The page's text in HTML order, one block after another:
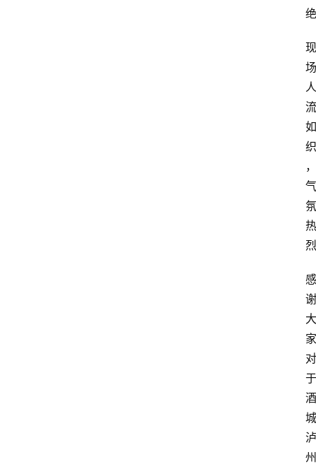
绝
现
场
人
流
如
织
，
气
氛
热
烈
感
谢
大
家
对
于
酒
城
泸
州